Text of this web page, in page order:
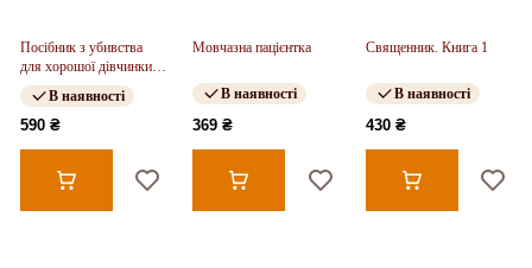
Посібник з убивства
для хорошої дівчинки.
Книга 01
В наявності
590 ₴
Мовчазна пацієнтка
В наявності
369 ₴
Священник. Книга 1
В наявності
430 ₴